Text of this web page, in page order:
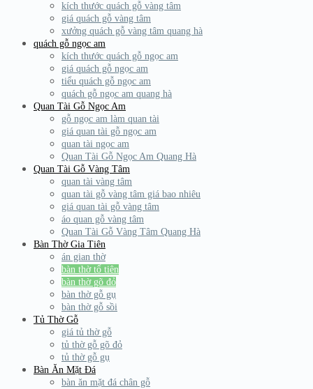
kích thước quách gỗ vàng tâm
giá quách gỗ vàng tâm
xưởng quách gỗ vàng tâm quang hà
quách gỗ ngọc am
kích thước quách gỗ ngọc am
giá quách gỗ ngọc am
tiểu quách gỗ ngọc am
quách gỗ ngọc am quang hà
Quan Tài Gỗ Ngọc Am
gỗ ngọc am làm quan tài
giá quan tài gỗ ngọc am
quan tài ngọc am
Quan Tài Gỗ Ngọc Am Quang Hà
Quan Tài Gỗ Vàng Tâm
quan tài vàng tâm
quan tài gỗ vàng tâm giá bao nhiêu
giá quan tài gỗ vàng tâm
áo quan gỗ vàng tâm
Quan Tài Gỗ Vàng Tâm Quang Hà
Bàn Thờ Gia Tiên
án gian thờ
bàn thờ tổ tiên
bàn thờ gõ đỏ
bàn thờ gỗ gụ
bàn thờ gỗ sồi
Tủ Thờ Gỗ
giá tủ thờ gỗ
tủ thờ gỗ gõ đỏ
tủ thờ gỗ gụ
Bàn Ăn Mặt Đá
bàn ăn mặt đá chân gỗ